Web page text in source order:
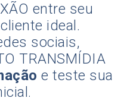
entre seu
ideal.
sociais,
TRANSMÍDIA
e teste sua